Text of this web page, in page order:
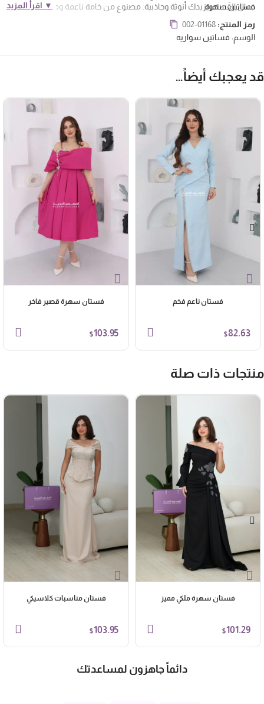
جمال القَصة ويزيدك أنوثة وجاذبية. مصنوع من خامة ناعمة ومريحة تضمن لك
الراحة طوال السهرة، وقصّته تنساب على الجسم بأسلوب أنثوي يليق بكل
الأذواق. سواء كنت رايحة زواج، حفلة ملكة، أو مناسبة خاصة، هذا الفستان
السواريه بيناسب كل الأوقات ويخلي إطلالتك مختلفة وفخمة بكل تفاصيلها.
فساتين سهرة
▼ اقرأ المزيد
رمز المنتج:002-01168
الوسم:فساتين سواريه
يعجبك أيضاً…
فستان ناعم فخم
$82.63
فستان سهرة قصير فاخر
$103.95
ذات صلة
فستان سهرة ملكي مميز
$101.29
فستان مناسبات كلاسيكي
$103.95
دائماً جاهزون لمساعدتك